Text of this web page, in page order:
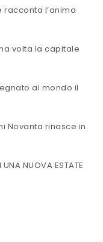
racconta l’anima
volta la capitale
al mondo il
Novanta rinasce in
UNA NUOVA ESTATE